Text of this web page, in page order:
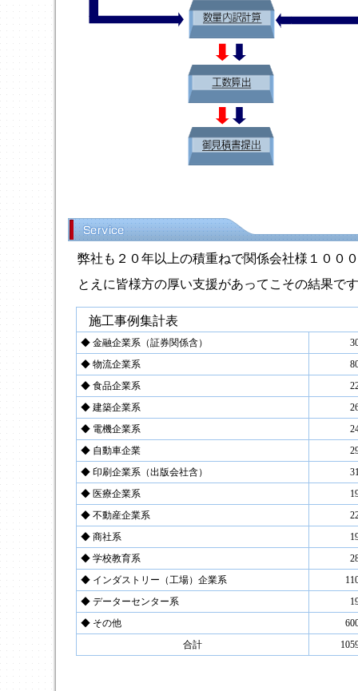
弊社も２０年以上の積重ねで関係会社様１００
とえに皆様方の厚い支援があってこその結果で
施工事例集計表
◆ 金融企業系（証券関係含）
◆ 物流企業系
◆ 食品企業系
◆ 建築企業系
◆ 電機企業系
◆ 自動車企業
◆ 印刷企業系（出版会社含）
◆ 医療企業系
◆ 不動産企業系
◆ 商社系
◆ 学校教育系
◆ インダストリー（工場）企業系
◆ データーセンター系
◆ その他
合計